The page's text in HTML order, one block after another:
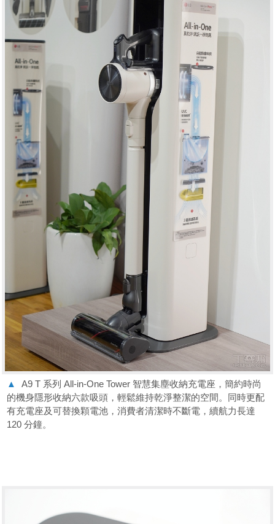
▲
A9 T 系列 All-in-One Tower 智慧集塵收納充電座，簡約時尚
的機身隱形收納六款吸頭，輕鬆維持乾淨整潔的空間。同時更配
有充電座及可替換顆電池，消費者清潔時不斷電，續航力長達
120 分鐘。